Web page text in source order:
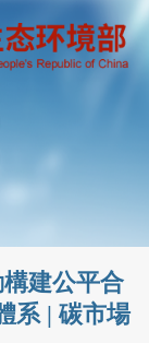
建公平合
系 | 碳市場